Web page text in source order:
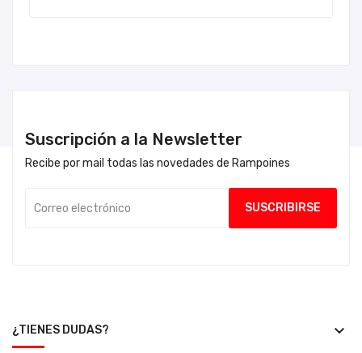
Suscripción a la Newsletter
Recibe por mail todas las novedades de Rampoines
¿TIENES DUDAS? keyboard_arrow_down